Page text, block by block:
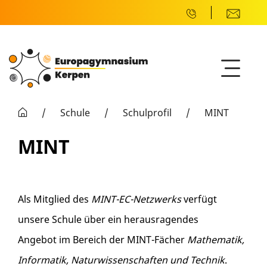
/ Schule / Schulprofil / MINT
MINT
Als Mitglied des MINT-EC-Netzwerksverfügt
unsere Schule über ein herausragendes
Angebot im Bereich der MINT-Fächer Mathematik,
Informatik, Naturwissenschaften und Technik.